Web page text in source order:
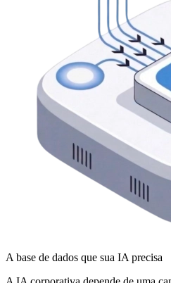
A base de dados que sua IA precisa